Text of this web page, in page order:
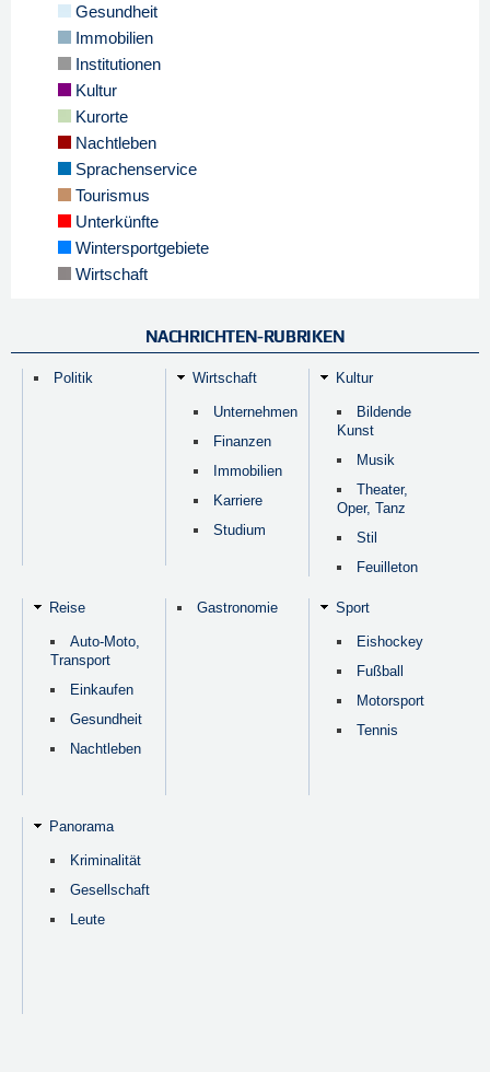
Gesundheit
Immobilien
Institutionen
Kultur
Kurorte
Nachtleben
Sprachenservice
Tourismus
Unterkünfte
Wintersportgebiete
Wirtschaft
NACHRICHTEN-RUBRIKEN
Politik Wirtschaft
Unternehmen
Finanzen
Immobilien
Karriere
Studium
Kultur
Bildende
Kunst
Musik
Theater,
Oper, Tanz
Stil
Feuilleton
Reise
Auto-Moto,
Transport
Einkaufen
Gesundheit
Nachtleben
Gastronomie Sport
Eishockey
Fußball
Motorsport
Tennis
Panorama
Kriminalität
Gesellschaft
Leute